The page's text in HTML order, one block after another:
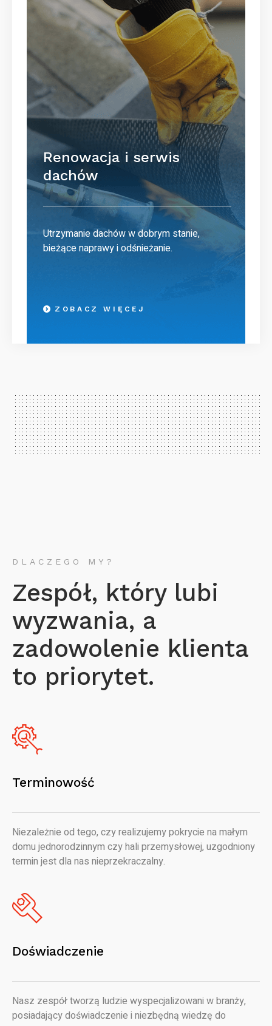
Renowacja i serwis
dachów
Utrzymanie dachów w dobrym stanie,
bieżące naprawy i odśnieżanie.
ZOBACZ WIĘCEJ
DLACZEGO MY?
Zespół, który lubi
wyzwania, a
zadowolenie klienta
to priorytet.
Terminowość
Niezależnie od tego, czy realizujemy pokrycie na małym
domu jednorodzinnym czy hali przemysłowej, uzgodniony
termin jest dla nas nieprzekraczalny.
Doświadczenie
Nasz zespół tworzą ludzie wyspecjalizowani w branży,
posiadający doświadczenie i niezbędną wiedzę do